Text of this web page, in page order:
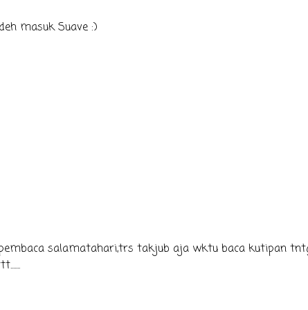
masuk Suave :)
salamatahari,trs takjub aja wktu baca kutipan